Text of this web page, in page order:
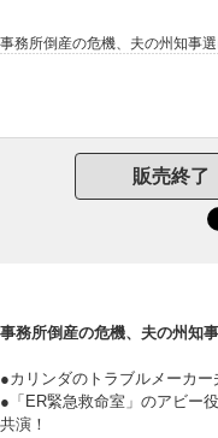
事務所倒産の危機、夫の州知事
販売終了
事務所倒産の危機、夫の州知
●カリンダのトラブルメーカー
●「ER緊急救命室」のアビー
共演！